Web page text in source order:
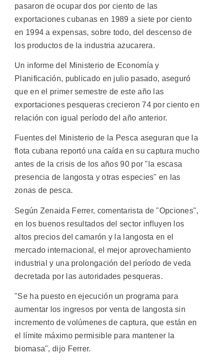
pasaron de ocupar dos por ciento de las
exportaciones cubanas en 1989 a siete por ciento
en 1994 a expensas, sobre todo, del descenso de
los productos de la industria azucarera.
Un informe del Ministerio de Economía y
Planificación, publicado en julio pasado, aseguró
que en el primer semestre de este año las
exportaciones pesqueras crecieron 74 por ciento en
relación con igual período del año anterior.
Fuentes del Ministerio de la Pesca aseguran que la
flota cubana reportó una caída en su captura mucho
antes de la crisis de los años 90 por "la escasa
presencia de langosta y otras especies" en las
zonas de pesca.
Según Zenaida Ferrer, comentarista de "Opciones",
en los buenos resultados del sector influyen los
altos precios del camarón y la langosta en el
mercado internacional, el mejor aprovechamiento
industrial y una prolongación del período de veda
decretada por las autoridades pesqueras.
"Se ha puesto en ejecución un programa para
aumentar los ingresos por venta de langosta sin
incremento de volúmenes de captura, que están en
el límite máximo permisible para mantener la
biomasa", dijo Ferrer.